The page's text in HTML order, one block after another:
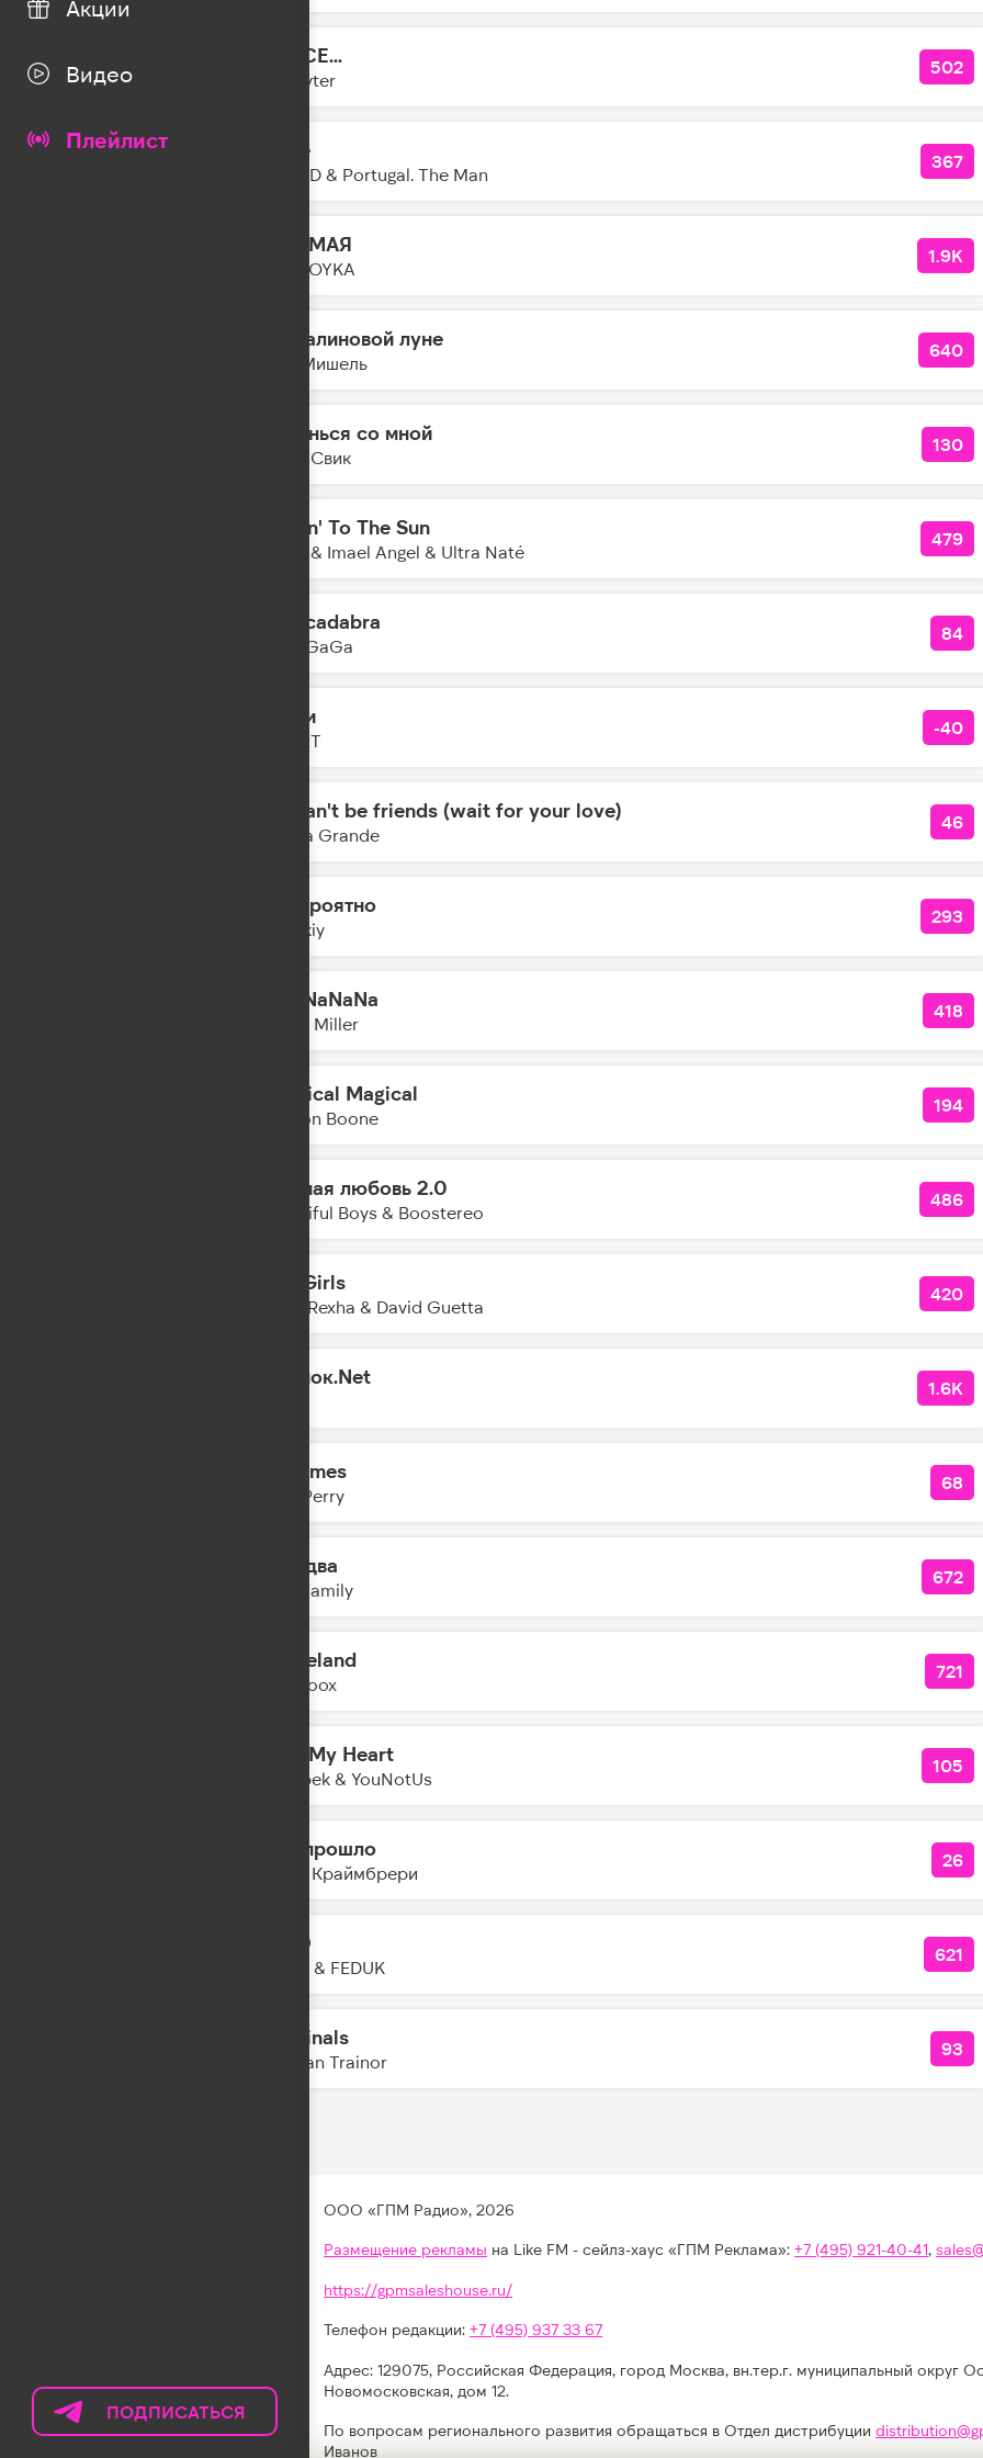
Акции
Видео
Плейлист
ПОДПИСАТЬСЯ
НА
05:08 DANCE...
Slayyyter
502
Glide
NEIKED & Portugal. The Man
367
Я САМАЯ
MIA BOYKA
1.9K
На малиновой луне
Моя Мишель
640
Останься со мной
Лёша Свик
130
Movin' To The Sun
Hugel & Imael Angel & Ultra Naté
479
Abracadabra
Lady GaGa
84
мутки
ZIVERT
-40
we can't be friends (wait for your love)
Ariana Grande
46
Невероятно
Zvonkiy
293
Hey NaNaNa
Misha Miller
418
Mystical Magical
Benson Boone
194
Нежная любовь 2.0
Beautiful Boys & Boostereo
486
Sad Girls
Bebe Rexha & David Guetta
420
Одинок.Net 1.6K
Lifetimes
Katy Perry
68
Раз, два
5sta Family
672
Graceland
Yearboox
721
Heal My Heart
Imanbek & YouNotUs
105
Всё прошло
Мари Краймбрери
26
LETO
JONY & FEDUK
621
Criminals
Meghan Trainor
93
ООО «ГПМ Радио», 2026
Размещение рекламы на Like FM - сейлз-хаус «ГПМ Реклама»:+7 (495) 921-40-41,
https://gpmsaleshouse.ru/
Телефон редакции:+7 (495) 937 33 67
Адрес: 129075, Российская Федерация, город Москва, вн.тер.г. муниципальный округ
Новомосковская, дом 12.
По вопросам регионального развития обращаться в Отдел дистрибуции
Иванов